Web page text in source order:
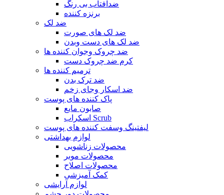
ضدآفتاب بی رنگ
برنزه کننده
ضد لک
ضد لک های صورت
ضد لک های دست وبدن
ضد چروک وجوان کننده ها
کرم ضد چروک دست
ترمیم کننده ها
ضد ترک بدن
ضد اسکار وجای زخم
پاک کننده های پوست
صابون مایع
اسکراب Scrub
لیفتینگ وسفت کننده های پوست
لوازم بهداشتی
محصولات زناشویی
محصولات موبر
محصولات اصلاح
کمک آمیزشی
لوازم آرایشی